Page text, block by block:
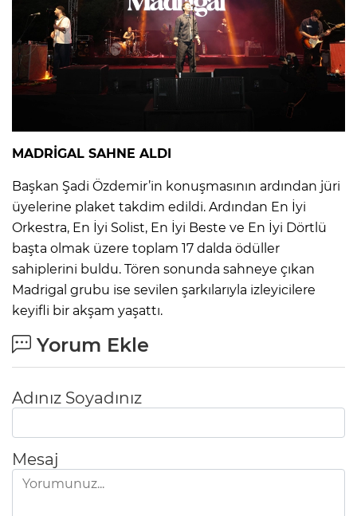
MADRİGAL SAHNE ALDI
Başkan Şadi Özdemir’in konuşmasının ardından jüri
üyelerine plaket takdim edildi. Ardından En İyi
Orkestra, En İyi Solist, En İyi Beste ve En İyi Dörtlü
başta olmak üzere toplam 17 dalda ödüller
sahiplerini buldu. Tören sonunda sahneye çıkan
Madrigal grubu ise sevilen şarkılarıyla izleyicilere
keyifli bir akşam yaşattı.
Yorum Ekle
Adınız Soyadınız
Mesaj